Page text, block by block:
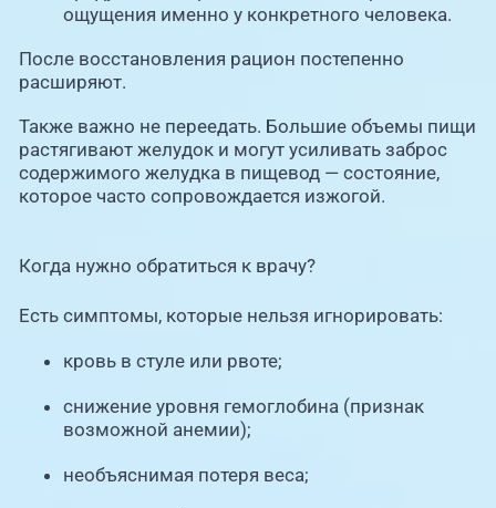
ощущения именно у конкретного человека.
После восстановления рацион постепенно
расширяют.
Также важно не переедать. Большие объемы пищи
растягивают желудок и могут усиливать заброс
содержимого желудка в пищевод — состояние,
которое часто сопровождается изжогой.
Когда нужно обратиться к врачу?
Есть симптомы, которые нельзя игнорировать:
кровь в стуле или рвоте;
снижение уровня гемоглобина (признак
возможной анемии);
необъяснимая потеря веса;